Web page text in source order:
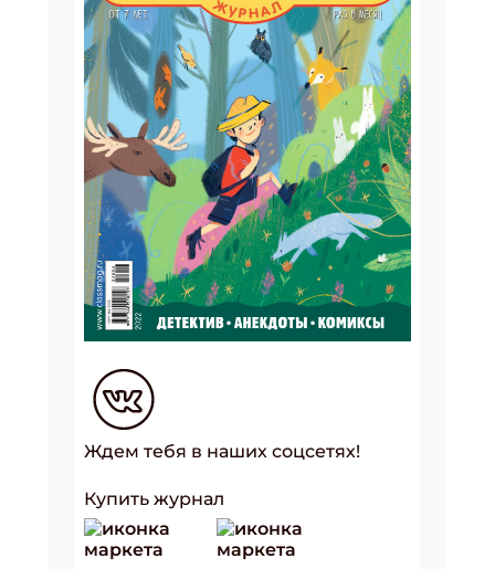
Ждем тебя в наших соцсетях!
Купить журнал